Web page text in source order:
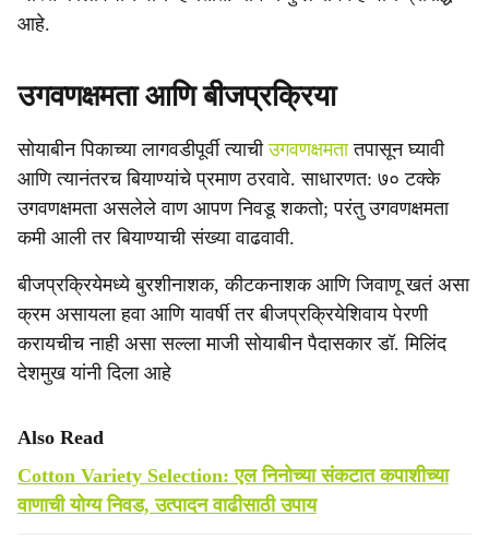
आहे.
उगवणक्षमता आणि बीजप्रक्रिया
सोयाबीन पिकाच्या लागवडीपूर्वी त्याचीउगवणक्षमतातपासून घ्यावी
आणि त्यानंतरच बियाण्यांचे प्रमाण ठरवावे. साधारणत: ७० टक्के
उगवणक्षमता असलेले वाण आपण निवडू शकतो; परंतु उगवणक्षमता
कमी आली तर बियाण्याची संख्या वाढवावी.
बीजप्रक्रियेमध्ये बुरशीनाशक, कीटकनाशक आणि जिवाणू खतं असा
क्रम असायला हवा आणि यावर्षी तर बीजप्रक्रियेशिवाय पेरणी
करायचीच नाही असा सल्ला माजी सोयाबीन पैदासकार डॉ. मिलिंद
देशमुख यांनी दिला आहे
Also Read
Cotton Variety Selection: एल निनोच्या संकटात कपाशीच्या
वाणाची योग्य निवड, उत्पादन वाढीसाठी उपाय